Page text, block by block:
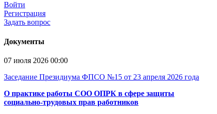
Войти
Регистрация
Задать вопрос
Документы
07 июля 2026 00:00
Заседание Президиума ФПСО №15 от 23 апреля 2026 года
О практике работы СОО ОПРК в сфере защиты
социально-трудовых прав работников